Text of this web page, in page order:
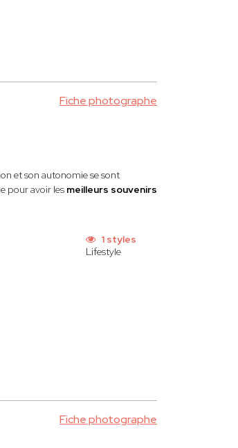
Fiche photographe
et son autonomie se sont
pour avoir les meilleurs souvenirs
1 styles
Lifestyle
Fiche photographe